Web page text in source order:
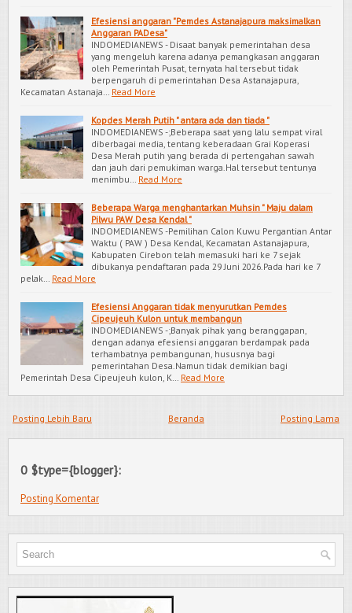
Efesiensi anggaran "Pemdes Astanajapura maksimalkan
Anggaran PADesa"
INDOMEDIANEWS - Disaat banyak pemerintahan desa
yang mengeluh karena adanya pemangkasan anggaran
oleh Pemerintah Pusat, ternyata hal tersebut tidak
berpengaruh di pemerintahan Desa Astanajapura,
Kecamatan Astanaja… Read More
Kopdes Merah Putih " antara ada dan tiada "
INDOMEDIANEWS -;Beberapa saat yang lalu sempat viral
diberbagai media, tentang keberadaan Grai Koperasi
Desa Merah putih yang berada di pertengahan sawah
dan jauh dari pemukiman warga.Hal tersebut tentunya
menimbu… Read More
Beberapa Warga menghantarkan Muhsin " Maju dalam
Pilwu PAW Desa Kendal "
INDOMEDIANEWS -Pemilihan Calon Kuwu Pergantian Antar
Waktu ( PAW ) Desa Kendal, Kecamatan Astanajapura,
Kabupaten Cirebon telah memasuki hari ke 7 sejak
dibukanya pendaftaran pada 29 Juni 2026.Pada hari ke 7
pelak… Read More
Efesiensi Anggaran tidak menyurutkan Pemdes
Cipeujeuh Kulon untuk membangun
INDOMEDIANEWS -;Banyak pihak yang beranggapan,
dengan adanya efesiensi anggaran berdampak pada
terhambatnya pembangunan, hususnya bagi
pemerintahan Desa.Namun tidak demikian bagi
Pemerintah Desa Cipeujeuh kulon, K… Read More
Posting Lebih Baru Posting Lama
Beranda
0 $type={blogger}:
Posting Komentar